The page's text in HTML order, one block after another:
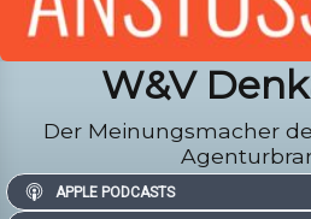
W&V
Der Meinungsmacher
APPLE PODCASTS